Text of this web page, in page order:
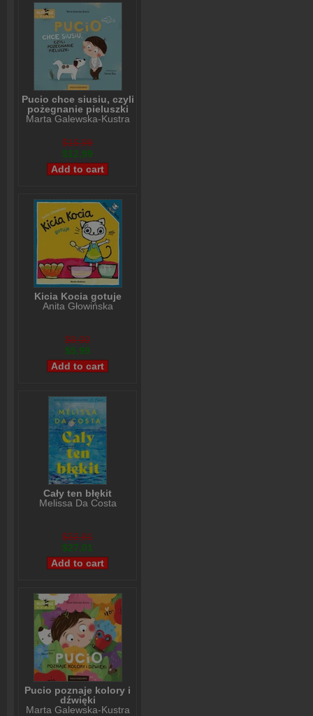
Pucio chce siusiu, czyli
pożegnanie pieluszki
Marta Galewska-Kustra
$15,99
$12,99
Kicia Kocia gotuje
Anita Głowińska
$8,00
$5,99
Cały ten błękit
Melissa Da Costa
$32,81
$27,01
Pucio poznaje kolory i
dźwięki
Marta Galewska-Kustra